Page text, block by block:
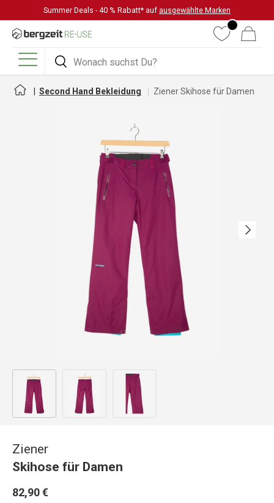
DIREKT ZUM INHALT
Summer Deals - 40 % Rabatt* auf ausgewählte Marken
Suchen
Suchen
WunschlisteWarenkorb
Menü
Second Hand Bekleidung Ziener Skihose für Damen
Nächste
Bild 1 in Galerieansicht laden
Ziener
Skihose für Damen
82,90 €